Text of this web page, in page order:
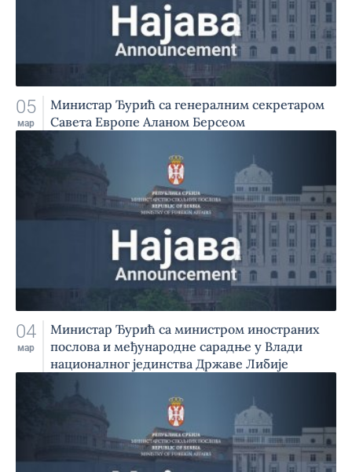
05
мар
Министар Ђурић са генералним секретаром
Савета Европе Аланом Берсеом
04
мар
Министар Ђурић са министром иностраних
послова и међународне сарадње у Влади
националног јединства Државе Либије